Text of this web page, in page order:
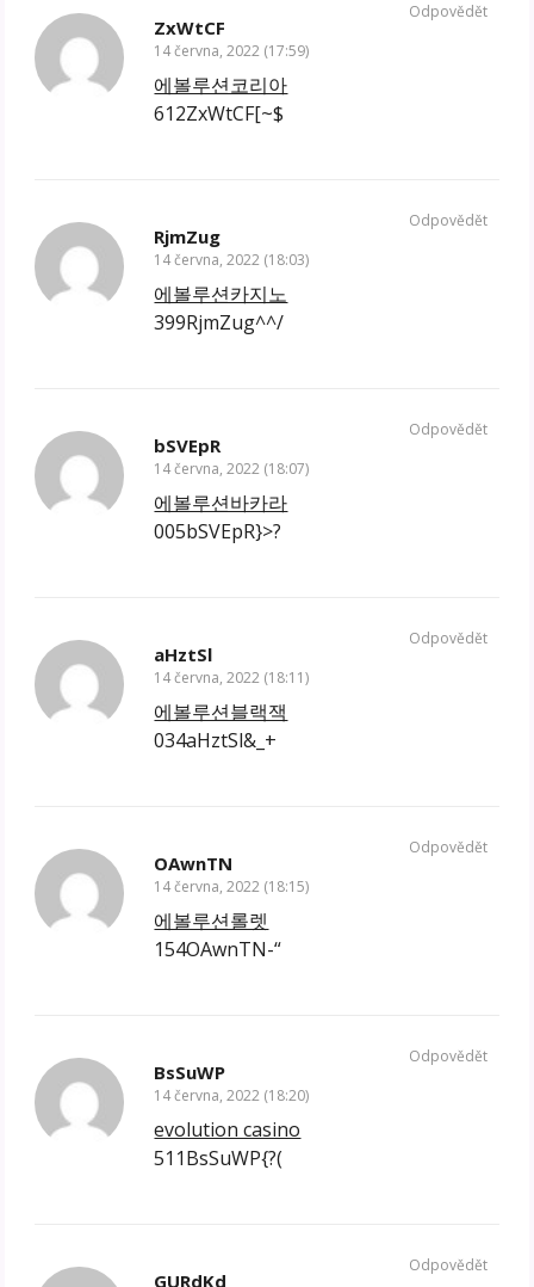
ZxWtCF
14 června, 2022 (17:59)
에볼루션코리아
612ZxWtCF[~$
Odpovědět
RjmZug
14 června, 2022 (18:03)
에볼루션카지노
399RjmZug^^/
Odpovědět
bSVEpR
14 června, 2022 (18:07)
에볼루션바카라
005bSVEpR}>?
Odpovědět
aHztSl
14 června, 2022 (18:11)
에볼루션블랙잭
034aHztSl&_+
Odpovědět
OAwnTN
14 června, 2022 (18:15)
에볼루션롤렛
154OAwnTN-“
Odpovědět
BsSuWP
14 června, 2022 (18:20)
evolution casino
511BsSuWP{?(
Odpovědět
GURdKd
Odpovědět